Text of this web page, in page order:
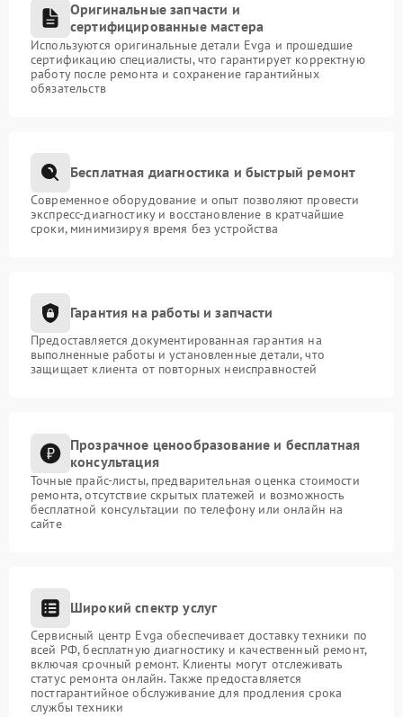
Оригинальные запчасти и
сертифицированные мастера
Используются оригинальные детали Evga и прошедшие
сертификацию специалисты, что гарантирует корректную
работу после ремонта и сохранение гарантийных
обязательств
Бесплатная диагностика и быстрый ремонт
Современное оборудование и опыт позволяют провести
экспресс-диагностику и восстановление в кратчайшие
сроки, минимизируя время без устройства
Гарантия на работы и запчасти
Предоставляется документированная гарантия на
выполненные работы и установленные детали, что
защищает клиента от повторных неисправностей
Прозрачное ценообразование и бесплатная
консультация
Точные прайс-листы, предварительная оценка стоимости
ремонта, отсутствие скрытых платежей и возможность
бесплатной консультации по телефону или онлайн на
сайте
Широкий спектр услуг
Сервисный центр Evga обеспечивает доставку техники по
всей РФ, бесплатную диагностику и качественный ремонт,
включая срочный ремонт. Клиенты могут отслеживать
статус ремонта онлайн. Также предоставляется
постгарантийное обслуживание для продления срока
службы техники